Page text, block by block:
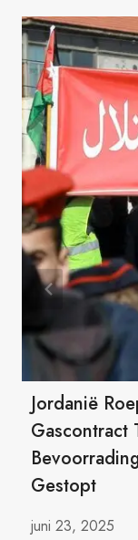
Jordanië
Gascontract
Gestopt
juni 23, 2025